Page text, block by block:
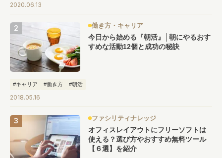
2020.06.13
働き方・キャリア
今日から始める『朝活』│朝にやるおす
すめな活動12個と成功の秘訣
#キャリア #働き方 #朝活
2018.05.16
ファシリティナレッジ
オフィスレイアウトにフリーソフトは
使える？選び方やおすすめ無料ツール
【６選】を紹介